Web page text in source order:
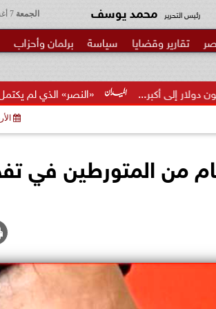
الجمعة رئيس التحرير محمد يوسف
تقارير وقضايا سياسة برلمان وأحزاب
«النصر» الذي لم يكتمل: ترامب بين
من المتورطين في